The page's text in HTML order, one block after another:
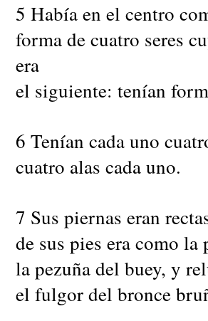
5 Había en el centro
forma de cuatro seres
era
el siguiente: tenían
6 Tenían cada uno
cuatro alas cada uno.
7 Sus piernas eran
de sus pies era como la
la pezuña del buey, y
el fulgor del bronce